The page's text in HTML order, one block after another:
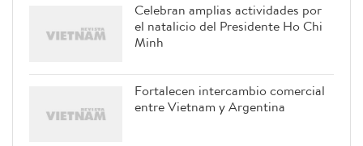
Celebran amplias actividades por
el natalicio del Presidente Ho Chi
Minh
Fortalecen intercambio comercial
entre Vietnam y Argentina